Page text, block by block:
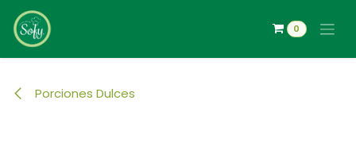
Ir al contenido
0
Porciones Dulces